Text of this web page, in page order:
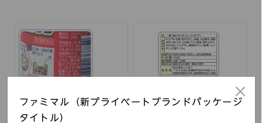
ファミマル（新プライベートブランドパッケージ
タイトル）